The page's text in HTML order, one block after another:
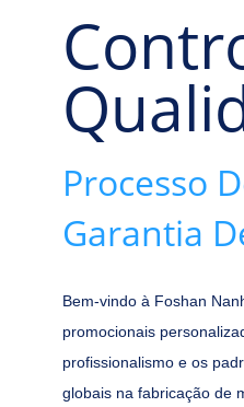
Processo
Garantia
Bem-vindo à Foshan
promocionais
profissionalismo e os
globais na fabricação de